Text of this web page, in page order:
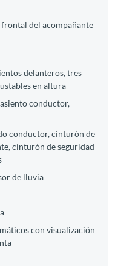
del acompañante
delanteros, tres
en altura
conductor,
conductor, cinturón de
cinturón de seguridad
de lluvia
con visualización